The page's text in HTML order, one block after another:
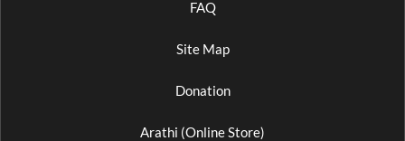
FAQ
Site Map
Donation
Arathi (Online Store)